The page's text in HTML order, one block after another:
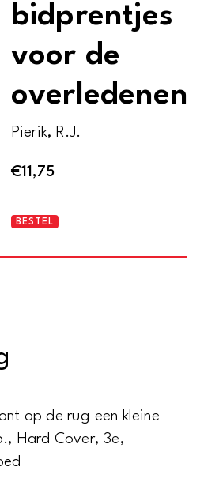
bidprentjes
voor de
overledenen
Pierik, R.J.
€11,75
Verzameling
h.
vaders
ter
BESTEL
op de rug een kleine
Hard Cover, 3e,